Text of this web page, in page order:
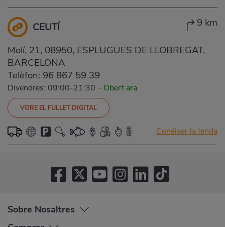
CEUTÍ 9 km
Molí, 21, 08950, ESPLUGUES DE LLOBREGAT,
BARCELONA
Telèfon: 96 867 59 39
Divendres: 09:00-21:30 - Obert ara
VORE EL FULLET DIGITAL
Conéixer la tenda
Sobre Nosaltres